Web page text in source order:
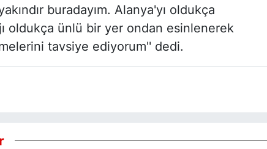
buradayım. Alanya'yı oldukça
oldukça ünlü bir yer ondan esinlenerek
tavsiye ediyorum'' dedi.